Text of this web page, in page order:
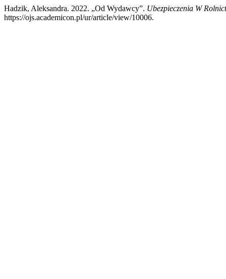
Hadzik, Aleksandra. 2022. „Od Wydawcy”. Ubezpieczenia W
https://ojs.academicon.pl/ur/article/view/10006.